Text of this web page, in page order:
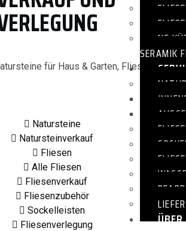
NG
SERAMIK
ÜBER
für Haus & Garten, Fliesen –
Natursteine
Natursteinverkauf
Fliesen
Alle Fliesen
Fliesenverkauf
Fliesenzubehör
Sockelleisten
Fliesenverlegung